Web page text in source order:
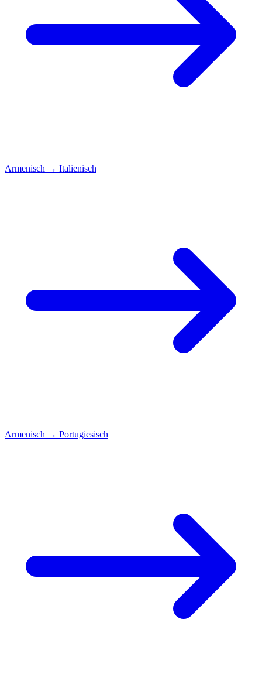
Armenisch → Italienisch
Armenisch → Portugiesisch